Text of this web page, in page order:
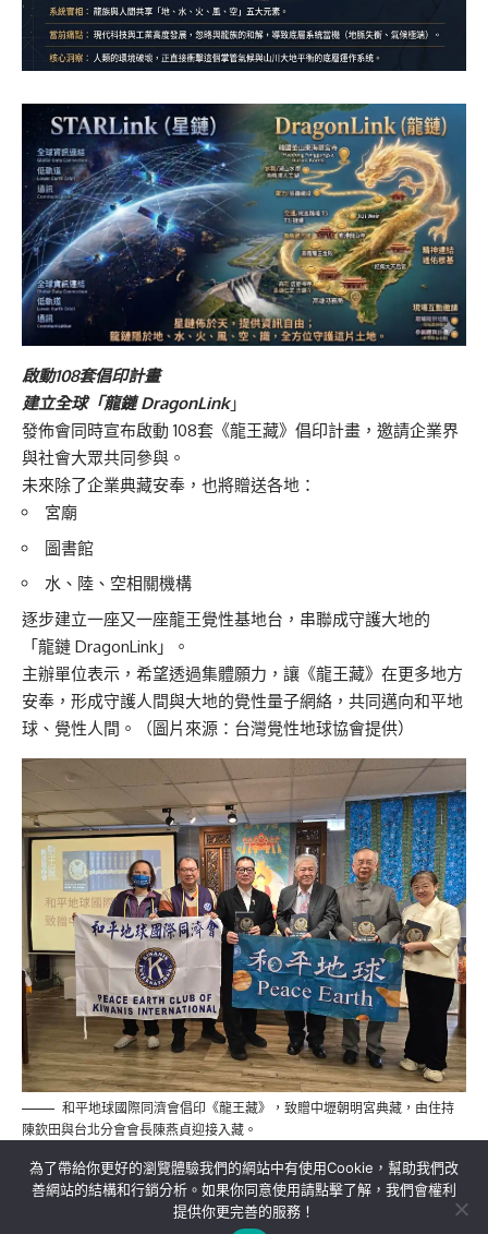
啟動108套倡印計畫
建立全球「龍鏈 DragonLink」
發佈會同時宣布啟動 108套《龍王藏》倡印計畫，邀請企業界
與社會大眾共同參與。
未來除了企業典藏安奉，也將贈送各地：
宮廟
圖書館
水、陸、空相關機構
逐步建立一座又一座龍王覺性基地台，串聯成守護大地的
「龍鏈 DragonLink」。
主辦單位表示，希望透過集體願力，讓《龍王藏》在更多地方
安奉，形成守護人間與大地的覺性量子網絡，共同邁向和平地
球、覺性人間。（圖片來源：台灣覺性地球協會提供）
和平地球國際同濟會倡印《龍王藏》，致贈中壢朝明宮典藏，由住持
陳欽田與台北分會會長陳燕貞迎接入藏。
關於我們 隱私權政策 聯絡我們
為了帶給你更好的瀏覽體驗我們的網站中有使用Cookie，幫助我們改
善網站的結構和行銷分析。如果你同意使用請點擊了解，我們會權利
提供你更完善的服務！